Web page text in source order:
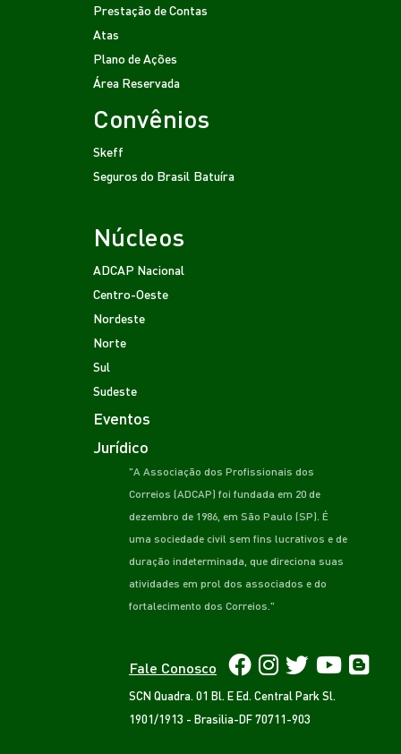
Prestação de Contas
Atas
Plano de Ações
Área Reservada
Convênios
Skeff
Seguros do Brasil Batuíra
Núcleos
ADCAP Nacional
Centro-Oeste
Nordeste
Norte
Sul
Sudeste
Eventos
Jurídico
"A Associação dos Profissionais dos
Correios (ADCAP) foi fundada em 20 de
dezembro de 1986, em São Paulo (SP). É
uma sociedade civil sem fins lucrativos e de
duração indeterminada, que direciona suas
atividades em prol dos associados e do
fortalecimento dos Correios."
Fale Conosco
SCN Quadra. 01 Bl. E Ed. Central Park Sl.
1901/1913 - Brasilia-DF 70711-903